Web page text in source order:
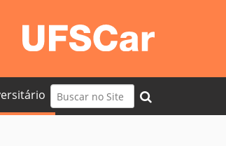
Busca
Busca Avançada…